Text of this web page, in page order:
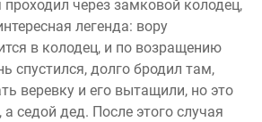
через замковой колодец,
легенда: вору
в колодец, и по возращению
спустился, долго бродил там,
веревку и его вытащили, но это
седой дед. После этого случая